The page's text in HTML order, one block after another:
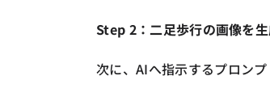
Step 2：二足歩行の画像を
次に、AIへ指示するプロンプ